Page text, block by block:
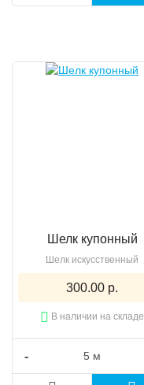
Шелк купонный
Шелк искусственный
300.00 р.
В наличии на складе
-